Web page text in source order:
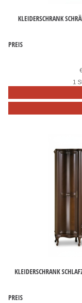
KLEIDERSCHRANK
PREIS
1
KLEIDERSCHRANK
PREIS